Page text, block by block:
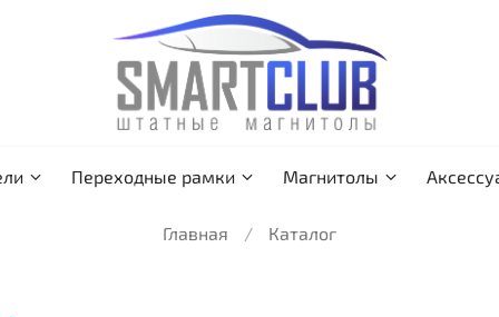
Переходные рамки Магнитолы
Главная Каталог